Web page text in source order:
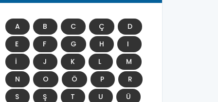
A B C Ç
D
E
F G H
I
İ
J K L
M
N
O Ö P
R
S
Ş T U
Ü